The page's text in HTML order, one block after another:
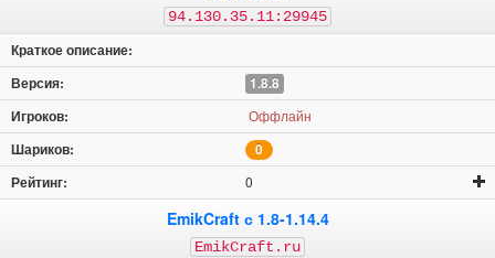
94.130.35.11:29945
1.8.8
Оффлайн
0
0
EmikCraft с 1.8-1.14.4
EmikCraft.ru